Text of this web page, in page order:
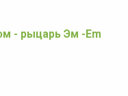
- рыцарь Эм -Em